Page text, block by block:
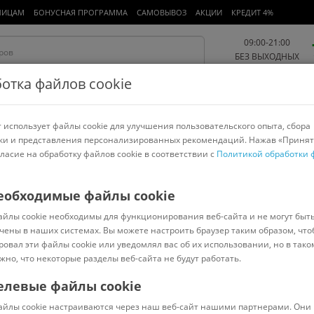
БОНУСНАЯ ПРОГРАММА САМОВЫВОЗ АКЦИИ КРЕДИТ 4%
09:00-21:00
БЕЗ ВЫХОДНЫХ
Работа и офис Авто и мото Детям и мамам Красота и
спорт
3 л
Код: 7736341
файлов cookie
файлы cookie для улучшения пользовательского опыта, сбора
и представления персонализированных рекомендаций. Нажав
на обработку файлов cookie в соответствии с Политикой обработки
файлы cookie
cookie необходимы для функционирования веб-сайта и не могут
в наших системах. Вы можете настроить браузер таким образом,
эти файлы cookie или уведомлял вас об их использовании, но в
что некоторые разделы веб-сайта не будут работать.
файлы cookie
cookie настраиваются через наш веб-сайт нашими партнерами. Они